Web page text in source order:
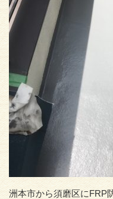
洲本市から須磨区にFRP